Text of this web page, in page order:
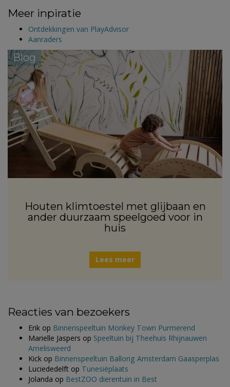
Meer inpiratie
Ontdekkingen van PlayAdvisor
Aanraders
Blog
Houten klimtoestel met glijbaan en
ander duurzaam speelgoed voor in
huis
Lees meer
Reacties van bezoekers
Erik op Binnenspeeltuin Monkey Town Purmerend
Marielle Jaspers op Speeltuin bij Theehuis Rhijnauwen
Amelisweerd
Kick op Binnenspeeltuin Ballorig Amsterdam Gaasperplas
Luciededelft op Tunesiëplaats
Jolanda op BestZOO dierentuin in Best